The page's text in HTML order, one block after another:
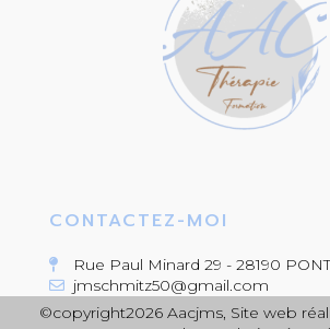
CONTACTEZ-MOI
Rue Paul Minard 29 - 28190
jmschmitz50@gmail.com
©copyright2026 Aacjms, Site web